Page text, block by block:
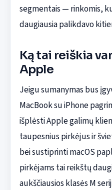
segmentais — rinkomis,
daugiausia palikdavo
Ką tai reiškia
Apple
Jeigu sumanymas bus
MacBook su iPhone
išplėsti Apple galimų
taupesnius pirkėjus ir
bei sustiprinti macOS
pirkėjams tai reikštų
aukščiausios klasės M